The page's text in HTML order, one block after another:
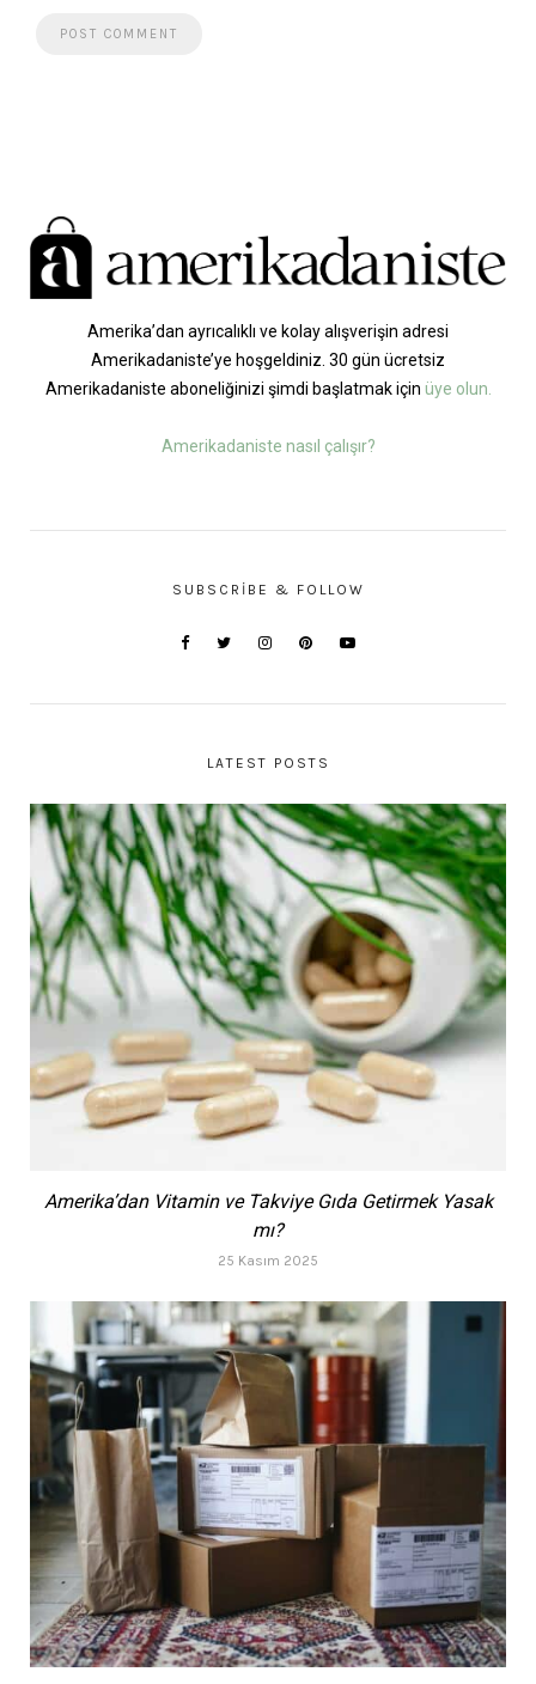
Amerika’dan ayrıcalıklı ve kolay alışverişin adresi
Amerikadaniste’ye hoşgeldiniz. 30 gün ücretsiz
Amerikadaniste aboneliğinizi şimdi başlatmak için üye olun.
Amerikadaniste nasıl çalışır?
SUBSCRIBE & FOLLOW
LATEST POSTS
Amerika’dan Vitamin ve Takviye Gıda Getirmek Yasak
mı?
25 Kasım 2025